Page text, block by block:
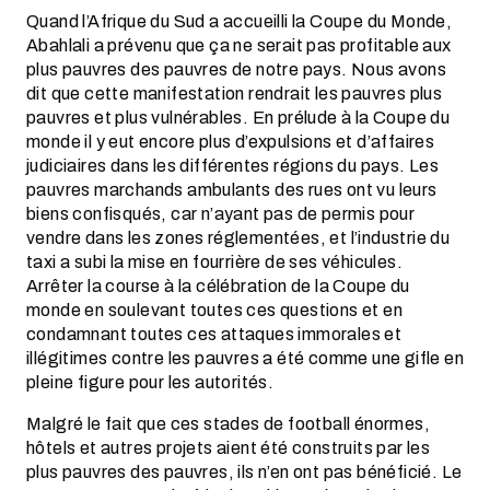
Quand l’Afrique du Sud a accueilli la Coupe du Monde,
Abahlali a prévenu que ça ne serait pas profitable aux
plus pauvres des pauvres de notre pays. Nous avons
dit que cette manifestation rendrait les pauvres plus
pauvres et plus vulnérables. En prélude à la Coupe du
monde il y eut encore plus d’expulsions et d’affaires
judiciaires dans les différentes régions du pays. Les
pauvres marchands ambulants des rues ont vu leurs
biens confisqués, car n’ayant pas de permis pour
vendre dans les zones réglementées, et l’industrie du
taxi a subi la mise en fourrière de ses véhicules.
Arrêter la course à la célébration de la Coupe du
monde en soulevant toutes ces questions et en
condamnant toutes ces attaques immorales et
illégitimes contre les pauvres a été comme une gifle en
pleine figure pour les autorités.
Malgré le fait que ces stades de football énormes,
hôtels et autres projets aient été construits par les
plus pauvres des pauvres, ils n’en ont pas bénéficié. Le